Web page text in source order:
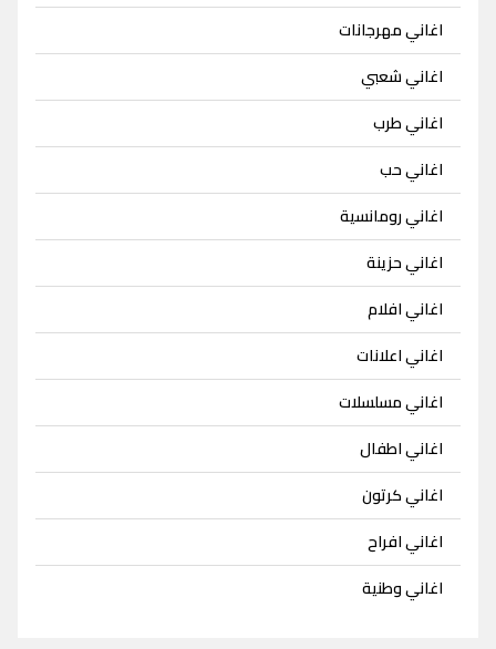
اغاني مهرجانات
اغاني شعبي
اغاني طرب
اغاني حب
اغاني رومانسية
اغاني حزينة
اغاني افلام
اغاني اعلانات
اغاني مسلسلات
اغاني اطفال
اغاني كرتون
اغاني افراح
اغاني وطنية